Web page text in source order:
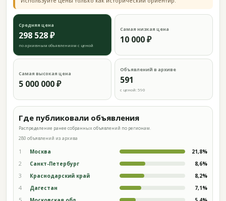
Средняя цена
298 528 ₽
по архивным объявлениям с ценой
Самая низкая цена
10 000 ₽
Самая высокая цена
5 000 000 ₽
Объявлений в архиве
591
с ценой: 590
Где публиковали объявления
Распределение ранее собранных объявлений по регионам.
280 объявлений из архива
1 Москва 21,8%
2 Санкт-Петербург 8,6%
3 Краснодарский край 8,2%
4 Дагестан 7,1%